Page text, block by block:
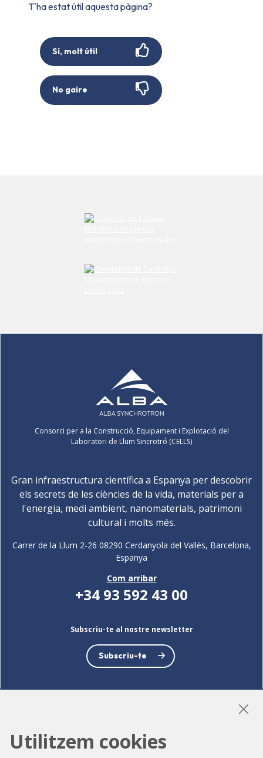
T'ha estat útil aquesta pàgina?
Sí, molt útil
No gaire
Consorci per a la Construcció, Equipament i Explotació del
Laboratori de Llum Sincrotró (CELLS)
Gran infraestructura científica a Espanya per descobrir
els secrets de les ciències de la vida, materials per a
l'energia, medi ambient, nanomaterials, patrimoni
cultural i molts més.
Carrer de la Llum 2-26 08290 Cerdanyola del Vallès, Barcelona,
Espanya
Com arribar
+34 93 592 43 00
Subscriu-te al nostre newsletter
Subscriu-te
Utilitzem cookies